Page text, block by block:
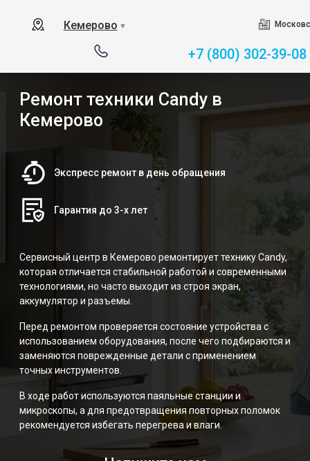
Кемерово ▼
+7 (800) 302-39-08
Ремонт техники Candy в
Кемерово
Экспресс ремонт в день обращения
Гарантия до 3-х лет
Сервисный центр в Кемерово ремонтирует технику Candy,
которая отличается стабильной работой и современными
технологиями, но часто выходит из строя экран,
аккумулятор и разъемы.
Перед ремонтом проверяется состояние устройства с
использованием оборудования, после чего подбираются и
заменяются поврежденные детали с применением
точных инструментов.
В ходе работ используются паяльные станции и
микроскопы, а для предотвращения повторных поломок
рекомендуется избегать перегрева и влаги.